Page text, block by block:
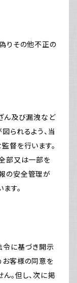
りその他不正の
ん及び漏洩など
られるよう、当
督を行います。
部又は一部を
の安全管理が
す。
令に基づき開示
お客様の同意を
。但し、次に掲